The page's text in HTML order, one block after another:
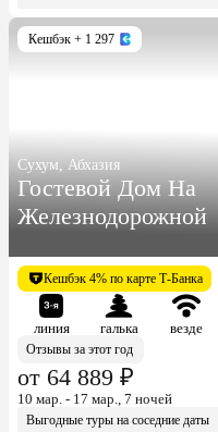
Кешбэк + 1 297
Сухум, Абхазия
Гостевой Дом На
Железнодорожной
Кешбэк 4% по карте Т-Банка
линия галька
везде
Отзывы за этот год
от 64 889 ₽
10 мар. - 17 мар., 7 ночей
Выгодные туры на соседние даты